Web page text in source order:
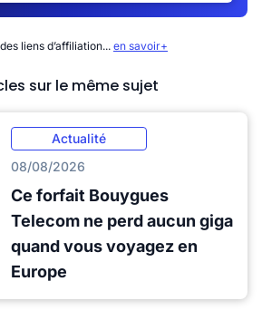
liens d’affiliation... en savoir+
sur le même sujet
Actualité
08/08/2026
Ce forfait Bouygues
Telecom ne perd aucun giga
quand vous voyagez en
Europe